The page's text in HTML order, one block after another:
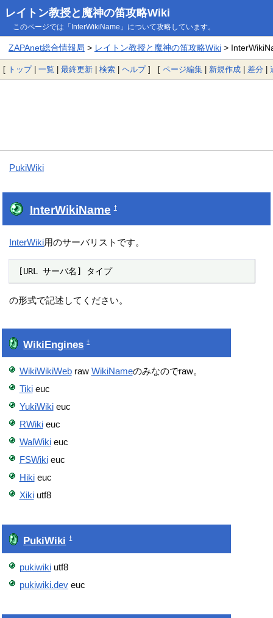
レイトン教授と魔神の笛攻略Wiki
このページでは「InterWikiName」について攻略しています。
ZAPAnet総合情報局 > レイトン教授と魔神の笛攻略Wiki>
[ トップ| 一覧 | 最終更新 | 検索 | ヘルプ] [ ページ編集 | 新規作成 | 差分 |
PukiWiki
InterWikiName †
InterWiki用のサーバリストです。
[URL サーバ名] タイプ
の形式で記述してください。
WikiEngines †
WikiWikiWebraw WikiNameのみなのでraw。
Tikieuc
YukiWikieuc
RWikieuc
WalWikieuc
FSWikieuc
Hikieuc
Xikiutf8
PukiWiki †
pukiwikiutf8
pukiwiki.deveuc